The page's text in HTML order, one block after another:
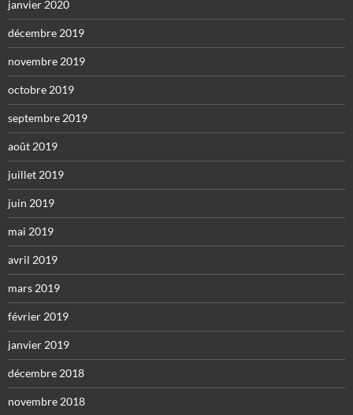
janvier 2020
décembre 2019
novembre 2019
octobre 2019
septembre 2019
août 2019
juillet 2019
juin 2019
mai 2019
avril 2019
mars 2019
février 2019
janvier 2019
décembre 2018
novembre 2018